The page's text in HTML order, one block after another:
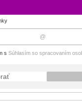
s Súhlasím so spracovaním